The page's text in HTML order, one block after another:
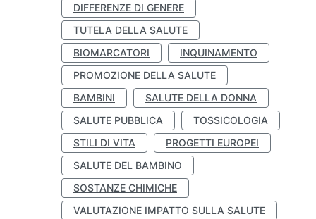
DIFFERENZE DI GENERE
TUTELA DELLA SALUTE
BIOMARCATORI
INQUINAMENTO
PROMOZIONE DELLA SALUTE
BAMBINI
SALUTE DELLA DONNA
SALUTE PUBBLICA
TOSSICOLOGIA
STILI DI VITA
PROGETTI EUROPEI
SALUTE DEL BAMBINO
SOSTANZE CHIMICHE
VALUTAZIONE IMPATTO SULLA SALUTE